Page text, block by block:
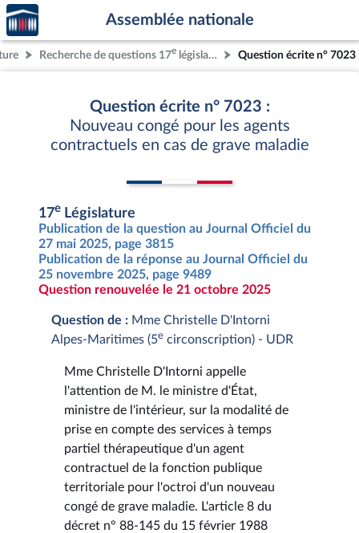
Aller au contenu
Aller en bas de la page
Accèder
à la
page
d'accueil
Assemblée nationale
Recherche de questions 17e législature Question écrite n° 7023
Question écrite n° 7023 :
Nouveau congé pour les agents
contractuels en cas de grave maladie
17e Législature
Publication de la question au Journal Officiel du
27 mai 2025, page 3815
Publication de la réponse au Journal Officiel du
25 novembre 2025, page 9489
Question renouvelée le 21 octobre 2025
Question de : Mme Christelle D'Intorni
Alpes-Maritimes (5e circonscription) - UDR
Mme Christelle D'Intorni appelle
l'attention de M. le ministre d'État,
ministre de l'intérieur, sur la modalité de
prise en compte des services à temps
partiel thérapeutique d'un agent
contractuel de la fonction publique
territoriale pour l'octroi d'un nouveau
congé de grave maladie. L'article 8 du
décret n° 88-145 du 15 février 1988